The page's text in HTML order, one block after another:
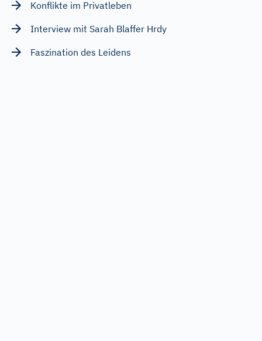
Konflikte im Privatleben
Interview mit Sarah Blaffer Hrdy
Faszination des Leidens